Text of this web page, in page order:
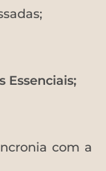
Essenciais;
com a